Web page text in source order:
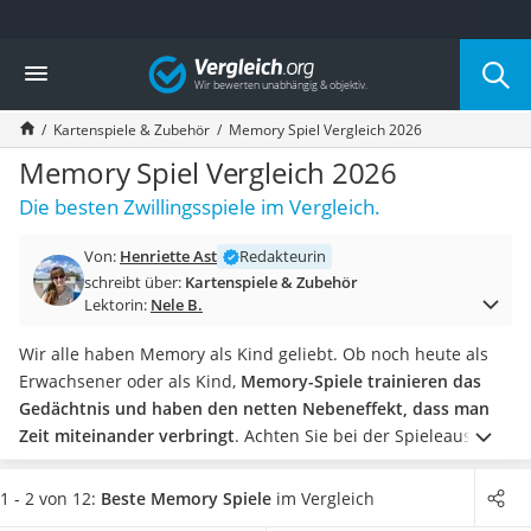
Die beliebtesten Vergleiche nach Kategorie
Freizeit & Sport
Gartentrampolin
Trampolin
Metalldetektor
Eufab-Fahrradträger
Trampolin 366 cm
Aluminium-Koffer
Futterboot
E-Bike-Dreirad
Trekkingschuhe Herren
Reisetasche mit Rollen
Klimmzugstation
Koffer
Nachtsichtgerät
Vergleich
Kartenspiele & Zubehör Memory Spiel Vergleich 2026
Memory Spiel Vergleich 2026
Die besten Zwillingsspiele im Vergleich.
Von: Henriette Ast
Redakteurin
schreibt über: Kartenspiele & Zubehör
Lektorin: Nele B.
Wir alle haben Memory als Kind geliebt. Ob noch heute als
Erwachsener oder als Kind, Memory-Spiele trainieren das
Gedächtnis und haben den netten Nebeneffekt, dass man
Zeit miteinander verbringt. Achten Sie bei der Spieleauswahl
als erstes auf dieempfohlene Altersangabe.Anagramm-
Memorys für Achtjährige überfordern ein Kleinkind, während
1 - 2 von 12: Beste Memory Spiele im Vergleich